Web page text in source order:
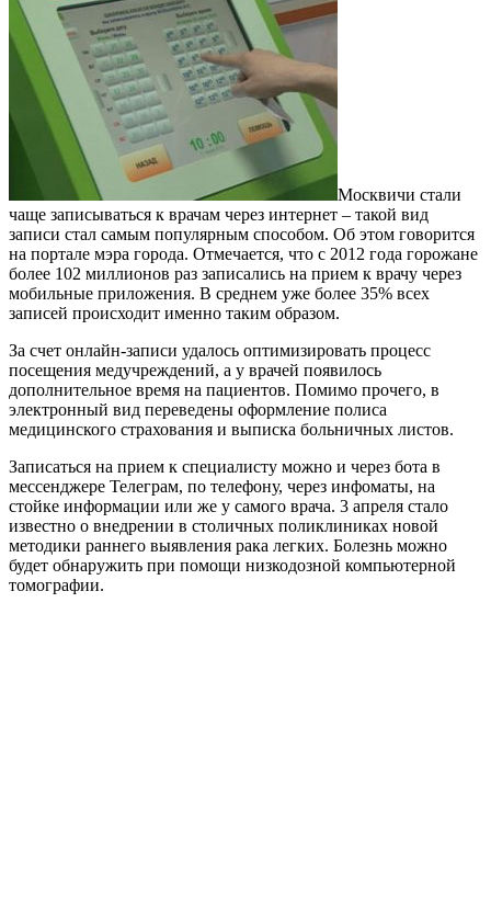
Москвичи стали
чаще записываться к врачам через интернет – такой вид
записи стал самым популярным способом. Об этом говорится
на портале мэра города. Отмечается, что с 2012 года горожане
более 102 миллионов раз записались на прием к врачу через
мобильные приложения. В среднем уже более 35% всех
записей происходит именно таким образом.
За счет онлайн-записи удалось оптимизировать процесс
посещения медучреждений, а у врачей появилось
дополнительное время на пациентов. Помимо прочего, в
электронный вид переведены оформление полиса
медицинского страхования и выписка больничных листов.
Записаться на прием к специалисту можно и через бота в
мессенджере Телеграм, по телефону, через инфоматы, на
стойке информации или же у самого врача. 3 апреля стало
известно о внедрении в столичных поликлиниках новой
методики раннего выявления рака легких. Болезнь можно
будет обнаружить при помощи низкодозной компьютерной
томографии.